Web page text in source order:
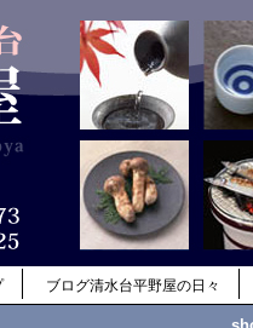
ブログ清水台平野屋の日々